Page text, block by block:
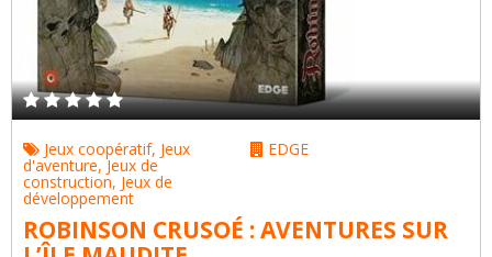
Jeux coopératif, Jeux
d'aventure,Jeux de
construction, Jeux de
développement
EDGE
ROBINSON CRUSOÉ : AVENTURES SUR